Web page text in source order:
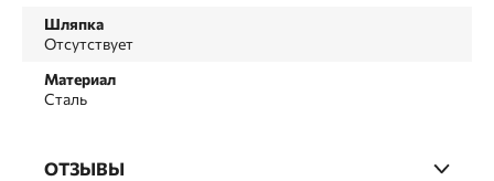
Шляпка
Отсутствует
Материал
Сталь
ОТЗЫВЫ